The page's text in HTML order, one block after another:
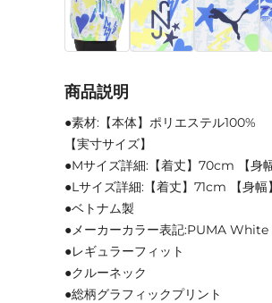
商品説明
●素材:【本体】ポリエステル100%
【実寸サイズ】
●Mサイズ詳細:【着丈】70cm 【
●Lサイズ詳細:【着丈】71cm 【身
●ベトナム製
●メーカーカラー表記:PUMA White
●レギュラーフィット
●クルーネック
●総柄グラフィックプリント